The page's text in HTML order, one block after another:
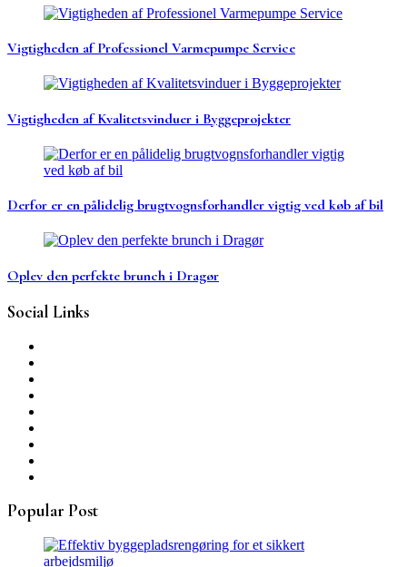
Vigtigheden af Professionel Varmepumpe Service
Vigtigheden af Kvalitetsvinduer i Byggeprojekter
Derfor er en pålidelig brugtvognsforhandler vigtig ved køb af bil
Oplev den perfekte brunch i Dragør
Social Links
Popular Post